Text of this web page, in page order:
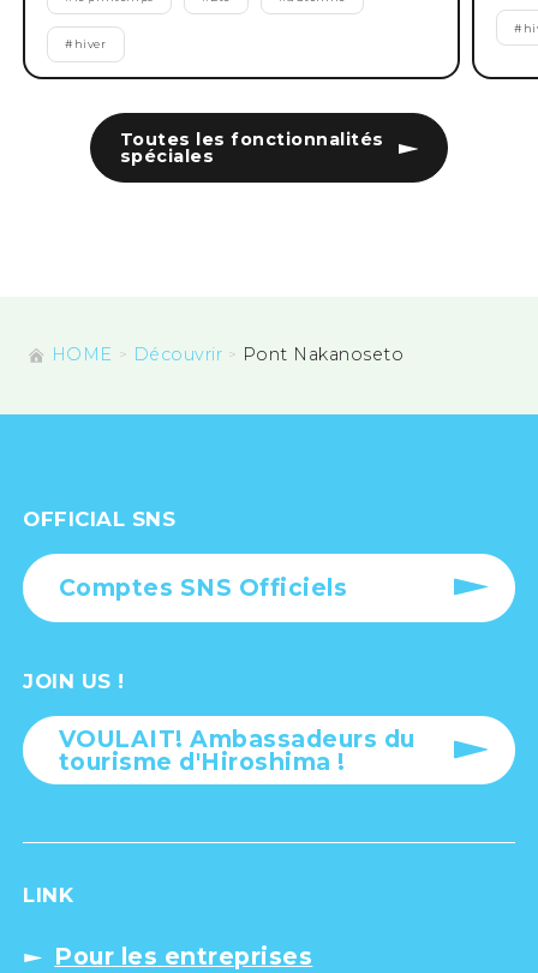
Toutes les fonctionnalités
spéciales
# hiver
#
HOME Découvrir Pont Nakanoseto
OFFICIAL SNS
Comptes SNS Officiels
JOIN US !
VOULAIT! Ambassadeurs du
tourisme d'Hiroshima !
LINK
Pour les entreprises